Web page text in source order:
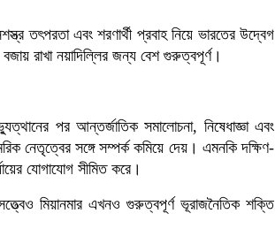
তৎপরতা এবং শরণার্থী প্রবাহ নিয়ে ভারতের উদ্বেগ
বজায় রাখা নয়াদিল্লির জন্য বেশ গুরুত্বপূর্ণ।
পর আন্তর্জাতিক সমালোচনা, নিষেধাজ্ঞা এবং
নেতৃত্বের সঙ্গে সম্পর্ক কমিয়ে দেয়। এমনকি দক্ষিণ-
যোগাযোগ সীমিত করে।
মিয়ানমার এখনও গুরুত্বপূর্ণ ভূরাজনৈতিক শক্তি